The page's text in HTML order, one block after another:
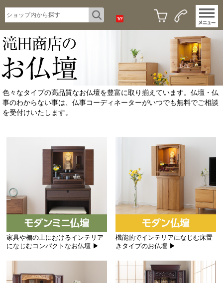
色々なタイプの高品質なお仏壇を豊富に取り揃えています。仏壇・仏
事のわからない事は、仏事コーディネーターがいつでも無料でご相談
を受付けいたします。
家具や棚の上におけるインテリア
になじむコンパクトなお仏壇 ▶
機能的でインテリアになじむ床置
きタイプのお仏壇 ▶